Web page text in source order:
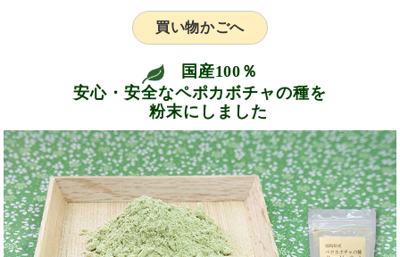
買い物かごへ
国産100％
安心・安全なペポカボチャの種を
粉末にしました